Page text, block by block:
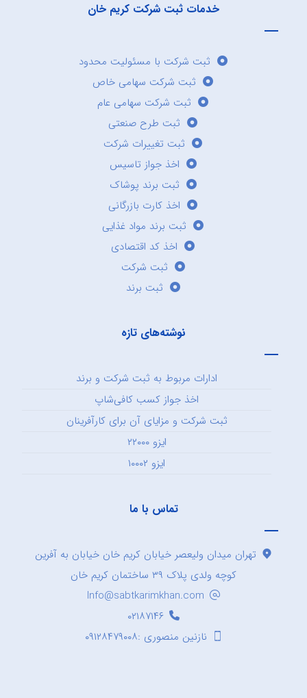
خدمات ثبت شرکت کریم خان
ثبت شرکت با مسئولیت محدود
ثبت شرکت سهامی خاص
ثبت شرکت سهامی عام
ثبت طرح صنعتی
ثبت تغییرات شرکت
اخذ جواز تاسیس
ثبت برند پوشاک
اخذ کارت بازرگانی
ثبت برند مواد غذایی
اخذ کد اقتصادی
ثبت شرکت
ثبت برند
نوشته‌های تازه
ادارات مربوط به ثبت شرکت و برند
اخذ جواز کسب کافی‌شاپ
ثبت شرکت و مزایای آن برای کارآفرینان
ایزو ۲۲۰۰۰
ایزو ۱۰۰۰۲
تماس با ما
تهران میدان ولیعصر خیابان کریم خان خیابان به آفرین
کوچه ولدی پلاک ۳۹ ساختمان کریم خان
Info@sabtkarimkhan.com
۰۲۱۸۷۱۴۶
نازنین منصوری :۰۹۱۲۸۴۷۹۰۰۸